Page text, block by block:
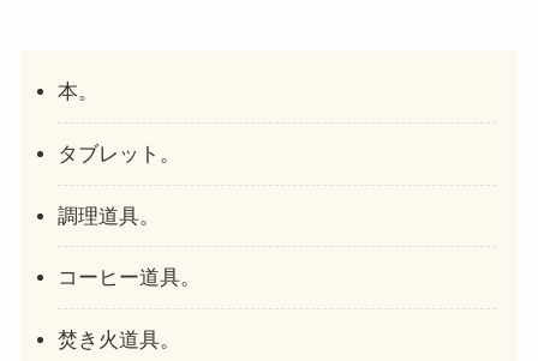
本。
タブレット。
調理道具。
コーヒー道具。
焚き火道具。